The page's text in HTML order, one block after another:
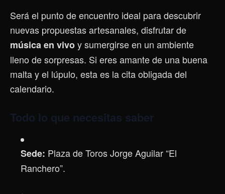
Será el punto de encuentro ideal para descubrir
nuevas propuestas artesanales, disfrutar de
música en vivoy sumergirse en un ambiente
lleno de sorpresas. Si eres amante de una buena
malta y el lúpulo, esta es la cita obligada del
calendario.
Todo lo que necesitas saber
Sede: Plaza de Toros Jorge Aguilar “El
Ranchero”.